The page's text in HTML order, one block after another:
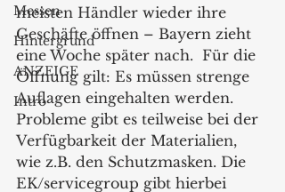
Messen
Hintergrund
ANZEIGE
Intro
meisten Händler wieder ihre
Geschäfte öffnen – Bayern zieht
eine Woche später nach.  Für die
Öffnung gilt: Es müssen strenge
Auflagen eingehalten werden.
Probleme gibt es teilweise bei der
Verfügbarkeit der Materialien,
wie z.B. den Schutzmasken. Die
EK/servicegroup gibt hierbei